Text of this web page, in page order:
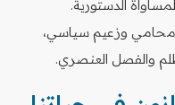
الدستورية.
محامي وزعيم سياسي،
والفصل العنصري.